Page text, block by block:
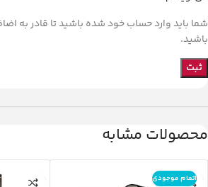
شما باید وارد حساب خود شده باشید تا قادر به
باشید.
محصولات مشابه
اتمام موجودی